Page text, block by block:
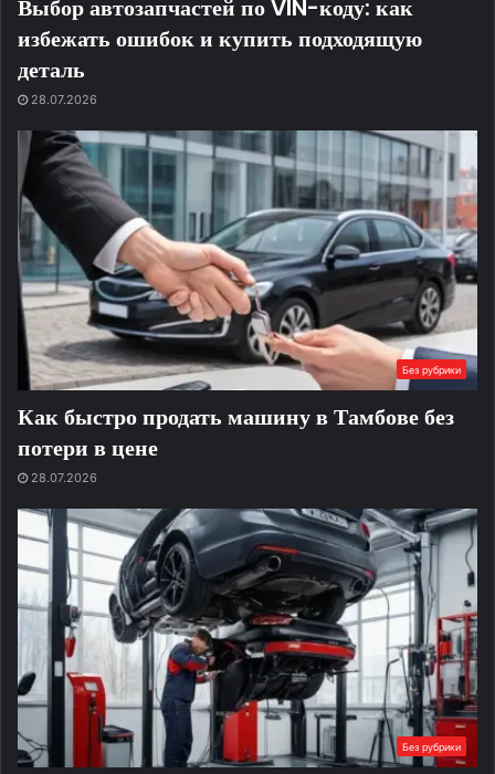
Выбор автозапчастей по VIN-коду: как
избежать ошибок и купить подходящую
деталь
28.07.2026
Без рубрики
Как быстро продать машину в Тамбове без
потери в цене
28.07.2026
Без рубрики